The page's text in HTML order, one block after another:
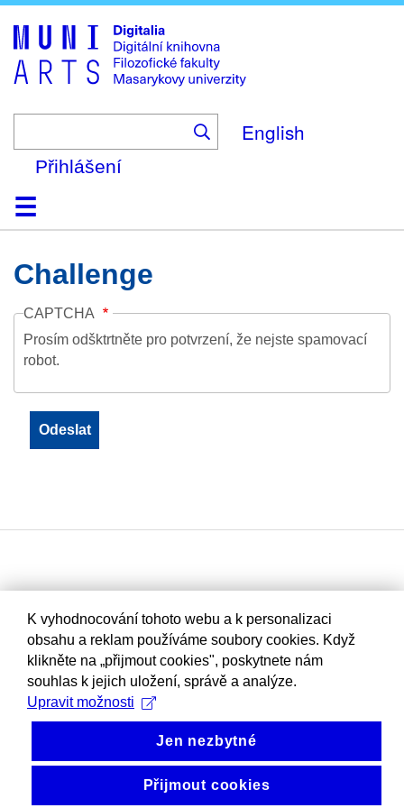
to
main
content
English
Přihlášení
DomůKolekce
Prohlížení
Vyhledávání
O platformě
Nápověda
KontaktDigitalia
Challenge
CAPTCHA
Prosím odšktrtněte pro potvrzení, že nejste spamovací
robot.
K vyhodnocování tohoto webu a k personalizaci
obsahu a reklam používáme soubory cookies. Když
klikněte na „přijmout cookies", poskytnete nám
souhlas k jejich uložení, správě a analýze.
Upravit možnosti
Jen nezbytné
Přijmout cookies